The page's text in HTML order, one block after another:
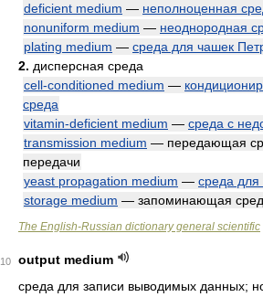
deficient medium — неполноценная
nonuniform medium — неоднородная
plating medium — среда для чашек
2. дисперсная среда
cell-conditioned medium —
среда
vitamin-deficient medium — среда с
transmission medium — передающая
передачи
yeast propagation medium — среда
storage medium — запоминающая
The English-Russian dictionary general scientific
10
output medium
среда для записи выводимых данных;